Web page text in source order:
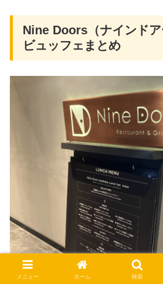
Nine Doors（ナインド
ビュッフェまとめ
メニュー ホーム 検索